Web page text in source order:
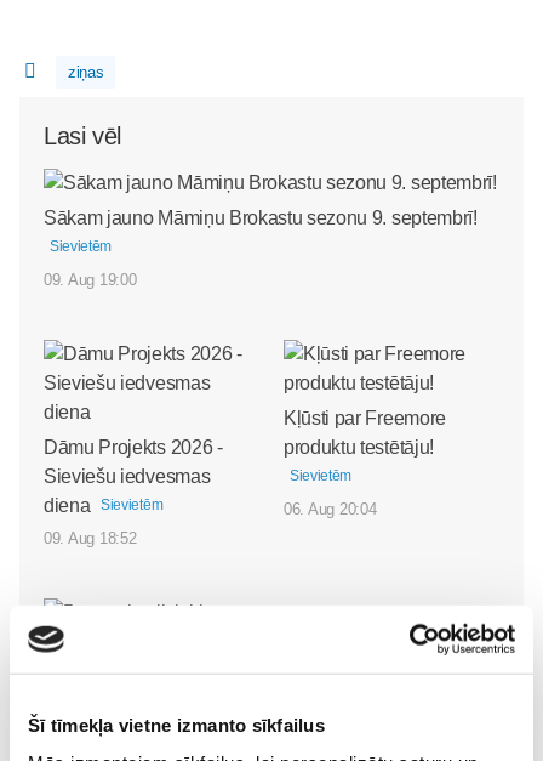
Šī tīmekļa vietne izmanto sīkfailus
ziņas
Lasi vēl
Sākam jauno Māmiņu Brokastu sezonu 9. septembrī!
Sievietēm
09. Aug 19:00
Dāmu Projekts 2026 -
Sieviešu iedvesmas
diena
Sievietēm
09. Aug 18:52
Kļūsti par Freemore
produktu testētāju!
Sievietēm
06. Aug 20:04
skolā atgrieztos vesels un